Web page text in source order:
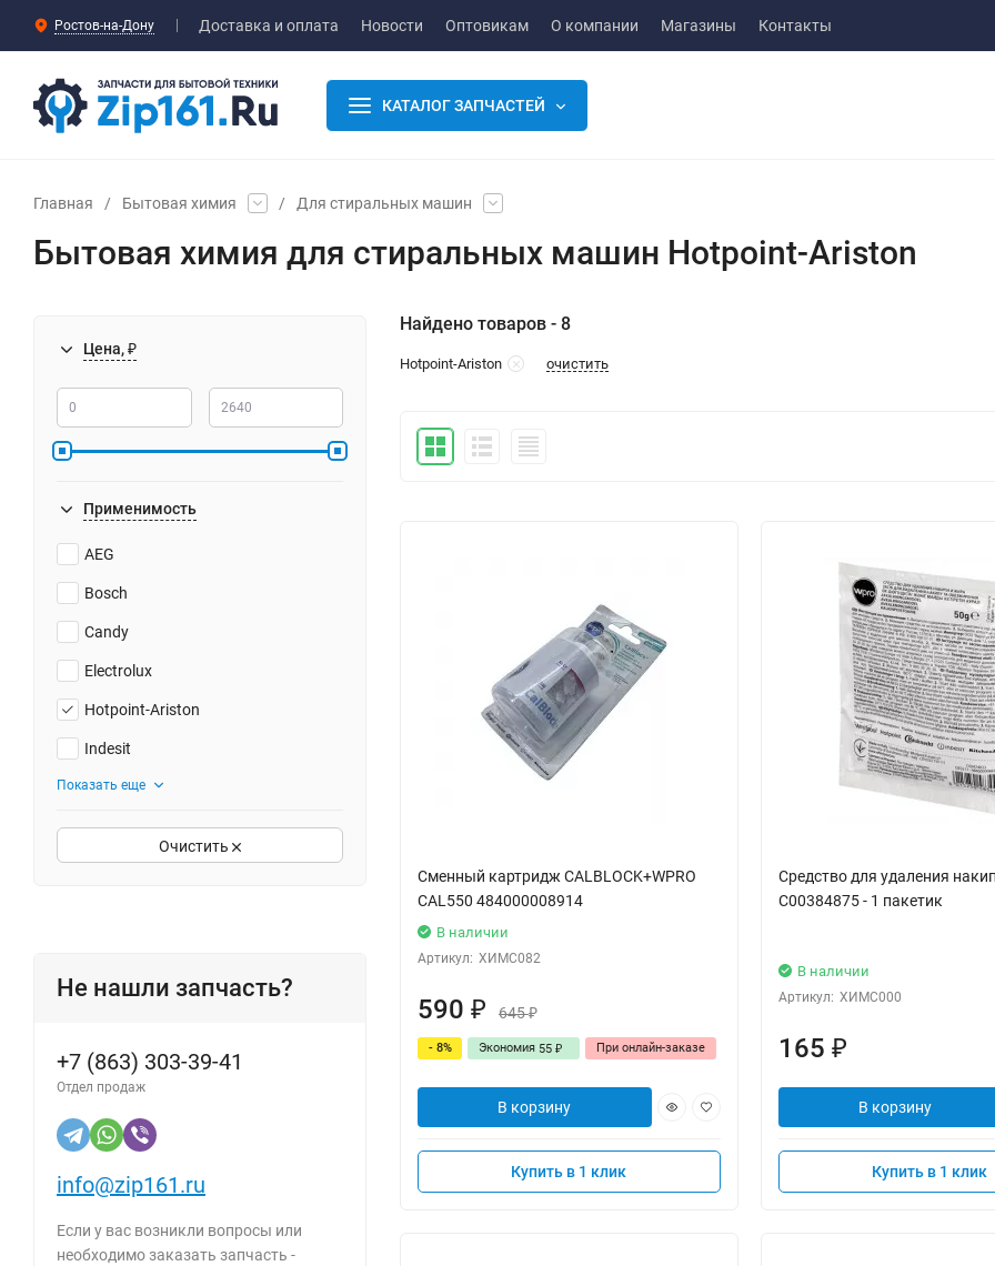
Ростов-на-Дону Доставка и оплата Новости Оптовикам О компании Магазины Контакты
КАТАЛОГ ЗАПЧАСТЕЙ
Главная / Бытовая химия / Для стиральных машин
Бытовая химия для стиральных машин Hotpoint-Ariston
Цена, ₽
Применимость
AEG
Bosch
Candy
Electrolux
Hotpoint-Ariston
Indesit
Показать еще
Очистить
Не нашли запчасть?
+7 (863) 303-39-41
Отдел продаж
info@zip161.ru
Если у вас возникли вопросы или
необходимо заказать запчасть -
Найдено товаров - 8
Hotpoint-Ariston очистить
Сменный картридж CALBLOCK+WPRO
CAL550 484000008914
В наличии
Артикул: ХИМС082
590 ₽ 645₽
- 8% Экономия 55 ₽ При онлайн-заказе
В корзину
Купить в 1 клик
Средство для удаления
C00384875 - 1 пакетик
В наличии
Артикул: ХИМС000
165 ₽
В корзину
Купить в 1 клик